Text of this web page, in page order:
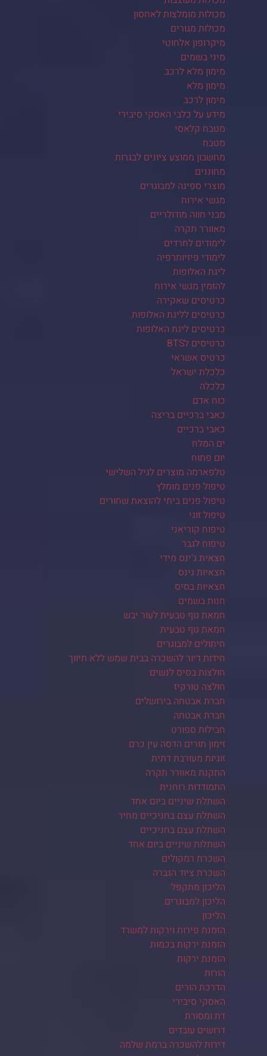
מכולות מומלצות לאחסון
מכולות מגורים
מיקרופון אלחוטי
מיני בשמים
מימון מלא לרכב
מימון מלא
מימון לרכב
מידע על כלבי האסקי סיבירי
מטבח קלאסי
מטבח
מחשבון ממוצע ציונים לבגרות
מחוננים
מוצרי ספיגה למבוגרים
מגשי אירוח
מבני חווה מודולריים
מאוורר תקרה
לימודים לחרדים
לימודי פיזיותרפיה
ליגת האלופות
להזמין מגשי אירוח
כרטיסים שאקירה
כרטיסים לליגת האלופות
כרטיסים ליגת האלופות
כרטיסים לBTS
כרטיס אשראי
כלכלת ישראל
כלכלה
כוח אדם
כאבי ברכיים בריצה
כאבי ברכיים
ים המלח
יום פתוח
טלפארמה מוצרים לגיל השלישי
טיפול פנים מומלץ
טיפול פנים ביתי להוצאת שחורים
טיפול זוגי
טיפוח קוריאני
טיפוח לגבר
חצאית ג'ינס מידי
חצאיות גינס
חצאיות בסיס
חנות בשמים
חמאת גוף טבעית לעור יבש
חמאת גוף טבעית
חיתולים למבוגרים
חידות דיור להשכרה בבית שמש ללא תיווך
חולצות בסיס לנשים
חולצה טורקיז
חברת אבטחה בירושלים
חברת אבטחה
חבילות ספורט
זימון תורים הדסה עין כרם
זוגיות מעורבת דתית
התקנת מאוורר תקרה
התמודדות רוחנית
השתלת שיניים ביום אחד
השתלת עצם בחניכיים מחיר
השתלת עצם בחניכיים
השתלות שיניים ביום אחד
השכרת רמקולים
השכרת ציוד הגברה
הליכון מתקפל
הליכון למבוגרים
הליכון
הזמנת פירות וירקות למשרד
הזמנת ירקות בכמות
הזמנת ירקות
הורות
הדרכת הורים
האסקי סיבירי
דת ומסורת
דרושים עובדים
דירות להשכרה ברמת שלמה